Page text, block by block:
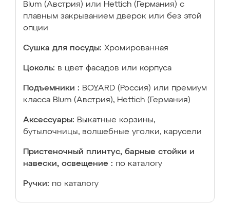
Blum (Австрия) или Hettich (Германия) с
плавным закрыванием дверок или без этой
опции
Сушка для посуды: Хромированная
Цоколь: в цвет фасадов или корпуса
Подъемники : BOYARD (Россия) или премиум
класса Blum (Австрия), Hettich (Германия)
Аксессуары: Выкатные корзины,
бутылочницы, волшебные уголки, карусели
Пристеночный плинтус, барные стойки и
навески, освещение : по каталогу
Ручки: по каталогу